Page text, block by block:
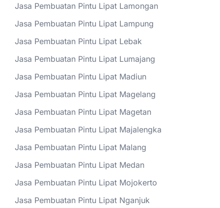
Jasa Pembuatan Pintu Lipat Lamongan
Jasa Pembuatan Pintu Lipat Lampung
Jasa Pembuatan Pintu Lipat Lebak
Jasa Pembuatan Pintu Lipat Lumajang
Jasa Pembuatan Pintu Lipat Madiun
Jasa Pembuatan Pintu Lipat Magelang
Jasa Pembuatan Pintu Lipat Magetan
Jasa Pembuatan Pintu Lipat Majalengka
Jasa Pembuatan Pintu Lipat Malang
Jasa Pembuatan Pintu Lipat Medan
Jasa Pembuatan Pintu Lipat Mojokerto
Jasa Pembuatan Pintu Lipat Nganjuk